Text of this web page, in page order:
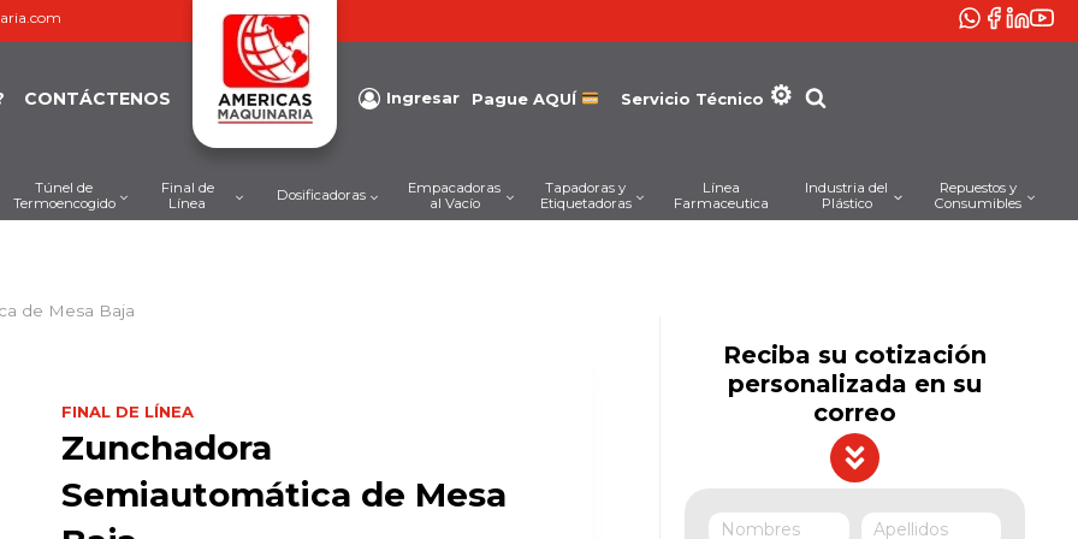
CONTÁCTENOS Ingresar Pague AQUÍ Servicio Técnico
Túnel de
Termoencogido
Final de
Línea
Dosificadoras
Empacadoras
al Vacío
Tapadoras y
Etiquetadoras
Línea
Farmaceutica
Industria del
Plástico
Repuestos y
Consumibles
de Mesa Baja
FINAL DE LÍNEA
Zunchadora
Semiautomática de Mesa
Reciba su cotización
personalizada en su
correo